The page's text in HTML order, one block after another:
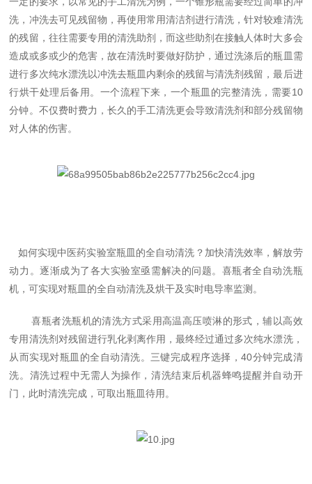
洗，冲洗去可见残留物，再使用常用清洁剂进行清洗，针对较难清洗
的残留，往往需要专用的清洗助剂，而这些助剂在接触人体时大多会
造成或多或少的危害，故在清洗时要做好防护，通过洗涤后的瓶皿需
进行多次纯水漂洗以冲洗去瓶皿内剩余的残留与清洗剂残留，最后进
行烘干处理后备用。一个流程下来，一个瓶皿的完整清洗，需要10
分钟。不仅费时费力，长久的手工清洗更会导致清洗剂和部分残留物
对人体的伤害。
如何实现中医药实验室瓶皿的全自动清洗？加快清洗效率，解放劳
动力。逐渐成为了各大实验室亟需解决的问题。喜瓶者全自动洗瓶
机，可实现对瓶皿的全自动清洗及烘干及实时电导率监测。
喜瓶者洗瓶机的清洗方式采用高温高压喷淋的形式，辅以高效
专用清洗剂对残留进行乳化剥离作用，最终经过通过多次纯水漂洗，
从而实现对瓶皿的全自动清洗。三键完成程序选择，40分钟完成清
洗。清洗过程中无需人为操作，清洗结束后机器蜂鸣提醒并自动开
门，此时清洗完成，可取出瓶皿待用。